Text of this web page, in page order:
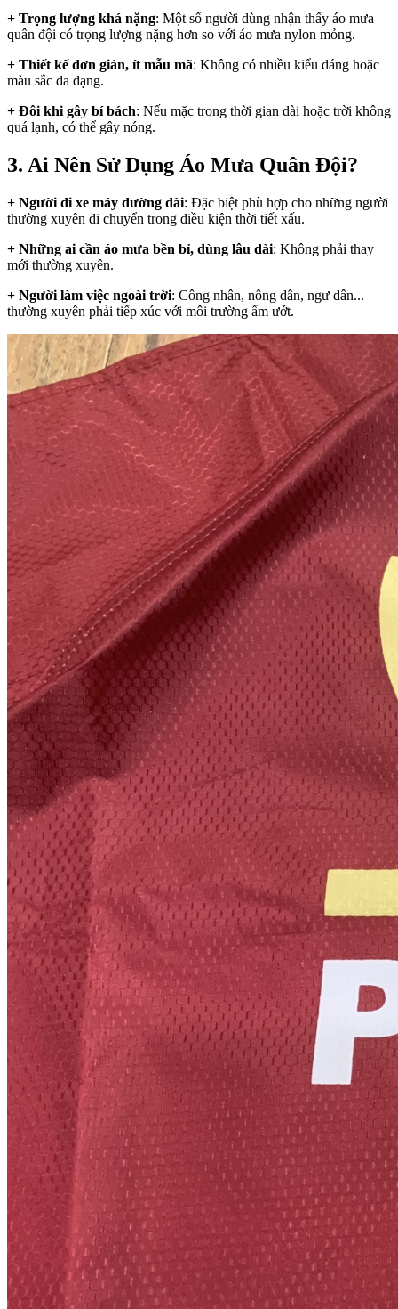
+ Trọng lượng khá nặng: Một số người dùng nhận thấy áo mưa
quân đội có trọng lượng nặng hơn so với áo mưa nylon mỏng.
+ Thiết kế đơn giản, ít mẫu mã: Không có nhiều kiểu dáng hoặc
màu sắc đa dạng.
+ Đôi khi gây bí bách: Nếu mặc trong thời gian dài hoặc trời không
quá lạnh, có thể gây nóng.
3. Ai Nên Sử Dụng Áo Mưa Quân Đội?
+ Người đi xe máy đường dài: Đặc biệt phù hợp cho những người
thường xuyên di chuyển trong điều kiện thời tiết xấu.
+ Những ai cần áo mưa bền bỉ, dùng lâu dài: Không phải thay
mới thường xuyên.
+ Người làm việc ngoài trời: Công nhân, nông dân, ngư dân...
thường xuyên phải tiếp xúc với môi trường ẩm ướt.